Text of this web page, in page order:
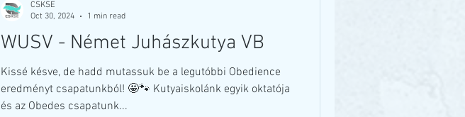
WUSV - Német Juhászkutya VB
Kissé késve, de hadd mutassuk be a legutóbbi Obedience
eredményt csapatunkból! 🤩🐾 Kutyaiskolánk egyik oktatója
és az Obedes csapatunk...
CSKSE
Oct 30, 2024
1 min read